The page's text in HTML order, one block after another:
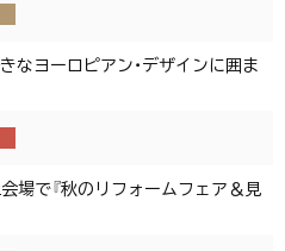
なヨーロピアン・デザインに囲ま
場で『秋のリフォームフェア＆見